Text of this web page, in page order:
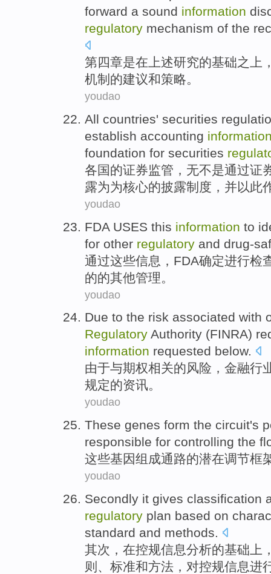
forward a sound information
regulatory mechanism of the
第四章是在 上述研究的基础之上
机制 的建议和策略。
youdao
All countries' securities
establish accounting
foundation for securities
各国的证券监管 ， 无不是通过证
露为为核心的披露制度 ， 并以此
youdao
FDA USES this information to
for other regulatory and drug-
通过这些信息 ， FDA确定进行检
的的其他管理 。
youdao
Due to the risk associated with
Regulatory Authority (FINRA)
information requested below.
由于与期权相关的风险 ， 金融行
规定的资讯。
youdao
These genes form the circuit's
responsible for controlling the
这些基因组成通路的潜在调节框
youdao
Secondly it gives classification
regulatory plan based on
standard and methods.
其次 ， 在控规信息分析的基础上
则 、 标准和方法 ，对控规信息进